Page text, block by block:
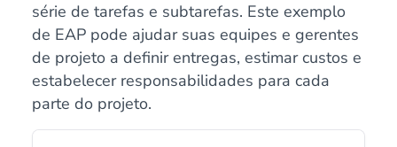
série de tarefas e subtarefas. Este exemplo
de EAP pode ajudar suas equipes e gerentes
de projeto a definir entregas, estimar custos e
estabelecer responsabilidades para cada
parte do projeto.